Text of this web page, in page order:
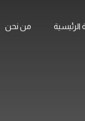
الرئيسية من نحن